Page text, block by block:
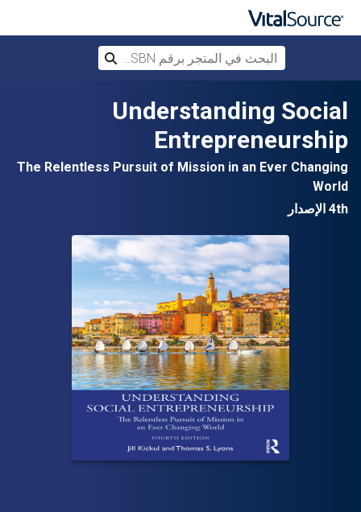
تخطي إلى المحتوى الرئيسيUnderstanding Social
Entrepreneurship
The Relentless Pursuit of Mission in an Ever Changing
World
4th الإصدار